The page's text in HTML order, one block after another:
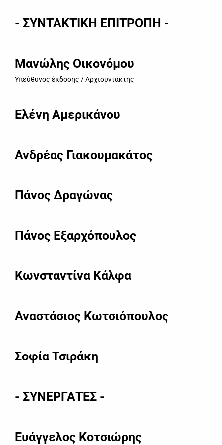
- ΣΥΝΤΑΚΤΙΚΗ ΕΠΙΤΡΟΠΗ -
Μανώλης Οικονόμου
Υπεύθυνος έκδοσης / Αρχισυντάκτης
Ελένη Αμερικάνου
Ανδρέας Γιακουμακάτος
Πάνος Δραγώνας
Πάνος Εξαρχόπουλος
Κωνσταντίνα Κάλφα
Αναστάσιος Κωτσιόπουλος
Σοφία Τσιράκη
- ΣΥΝΕΡΓΑΤΕΣ -
Ευάγγελος Κοτσιώρης